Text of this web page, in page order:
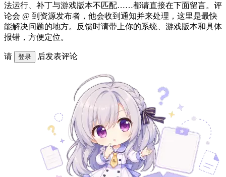
法运行、补丁与游戏版本不匹配……都请直接在下面留言。评
论会 @ 到资源发布者，他会收到通知并来处理，这里是最快
能解决问题的地方。反馈时请带上你的系统、游戏版本和具体
报错，方便定位。
请 登录 后发表评论